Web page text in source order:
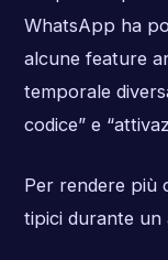
WhatsApp ha
alcune feature
temporale
codice” e
Per rendere più
tipici durante un